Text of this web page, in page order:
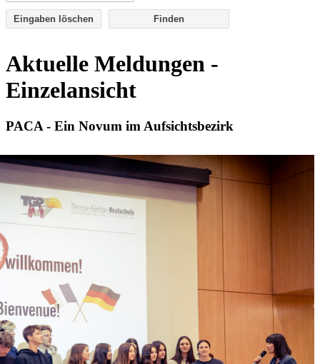
Eingaben löschen
Aktuelle Meldungen -
Einzelansicht
PACA - Ein Novum im Aufsichtsbezirk